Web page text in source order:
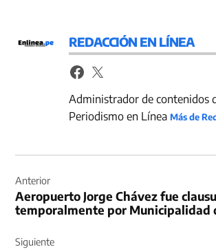
REDACCIÓN EN LÍNEA
Administrador de contenidos
Periodismo en LíneaMás de
de
entradas
Anterior
Aeropuerto Jorge Chávez fue
temporalmente por Municipalidad
Siguiente